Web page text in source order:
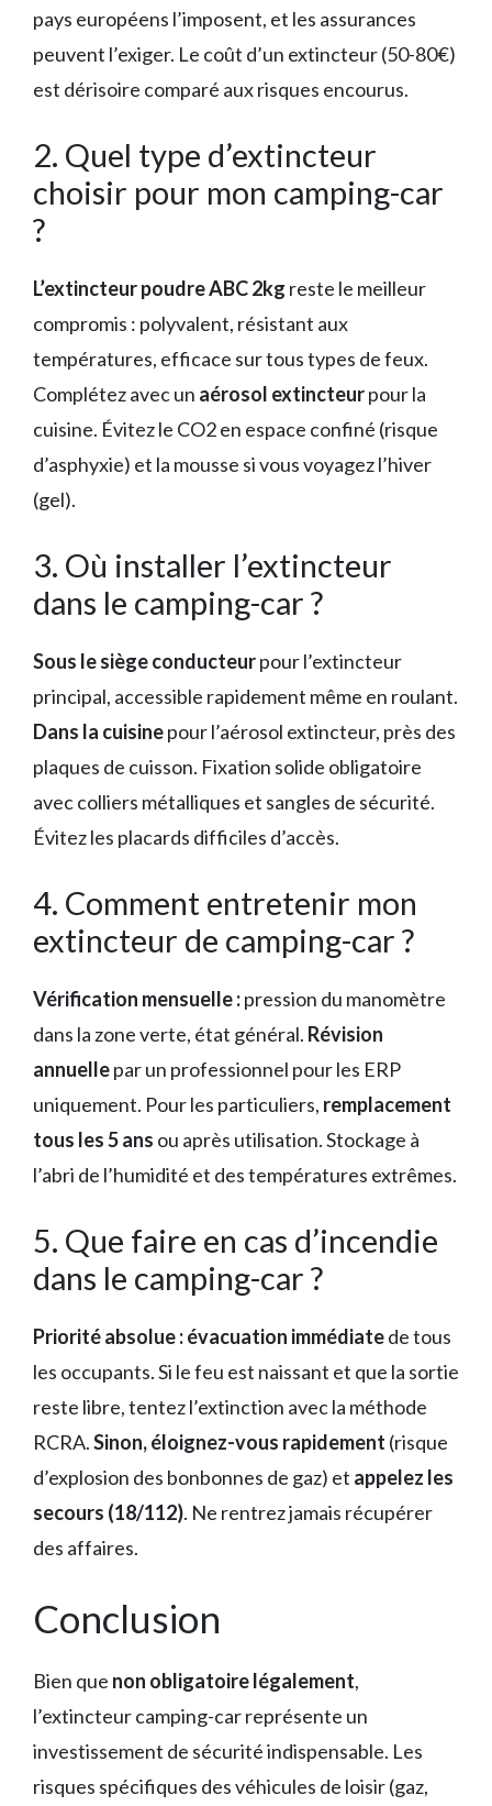
pays européens l’imposent, et les assurances
peuvent l’exiger. Le coût d’un extincteur (50-80€)
est dérisoire comparé aux risques encourus.
2. Quel type d’extincteur
choisir pour mon camping-car
?
L’extincteur poudre ABC 2kg reste le meilleur
compromis : polyvalent, résistant aux
températures, efficace sur tous types de feux.
Complétez avec un aérosol extincteurpour la
cuisine. Évitez le CO2 en espace confiné (risque
d’asphyxie) et la mousse si vous voyagez l’hiver
(gel).
3. Où installer l’extincteur
dans le camping-car ?
Sous le siège conducteurpour l’extincteur
principal, accessible rapidement même en roulant.
Dans la cuisinepour l’aérosol extincteur, près des
plaques de cuisson. Fixation solide obligatoire
avec colliers métalliques et sangles de sécurité.
Évitez les placards difficiles d’accès.
4. Comment entretenir mon
extincteur de camping-car ?
Vérification mensuelle :pression du manomètre
dans la zone verte, état général. Révision
annuellepar un professionnel pour les ERP
uniquement. Pour les particuliers, remplacement
tous les 5 ans ou après utilisation. Stockage à
l’abri de l’humidité et des températures extrêmes.
5. Que faire en cas d’incendie
dans le camping-car ?
Priorité absolue : évacuation immédiatede tous
les occupants. Si le feu est naissant et que la sortie
reste libre, tentez l’extinction avec la méthode
RCRA.Sinon, éloignez-vous rapidement (risque
d’explosion des bonbonnes de gaz) et appelez les
secours (18/112). Ne rentrez jamais récupérer
des affaires.
Conclusion
Bien que non obligatoire légalement,
l’extincteur camping-car représente un
investissement de sécurité indispensable. Les
risques spécifiques des véhicules de loisir (gaz,